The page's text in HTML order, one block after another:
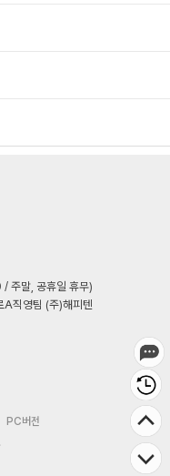
주말, 공휴일 휴무)
A직영팀 (주)해피텐
PC버전